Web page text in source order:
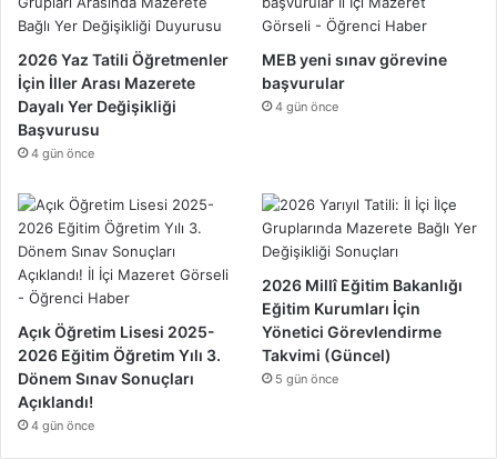
2026 Yaz Tatili Öğretmenler
İçin İller Arası Mazerete
Dayalı Yer Değişikliği
Başvurusu
4 gün önce
MEB yeni sınav görevine
başvurular
4 gün önce
Açık Öğretim Lisesi 2025-
2026 Eğitim Öğretim Yılı 3.
Dönem Sınav Sonuçları
Açıklandı!
4 gün önce
2026 Millî Eğitim Bakanlığı
Eğitim Kurumları İçin
Yönetici Görevlendirme
Takvimi (Güncel)
5 gün önce